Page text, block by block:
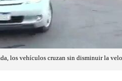
los vehículos cruzan sin disminuir la